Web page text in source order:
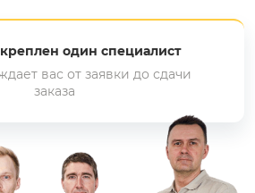
один специалист
вас от заявки до сдачи
заказа